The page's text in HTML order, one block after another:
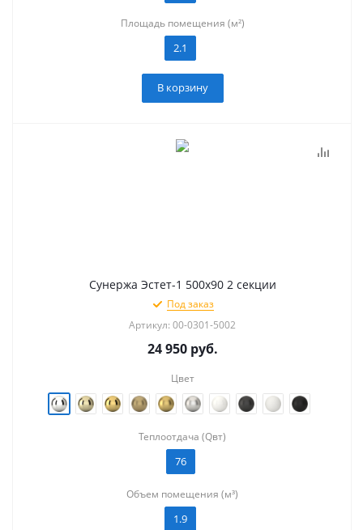
Площадь помещения (м²)
2.1
В корзину
Сунержа Эстет-1 500х90 2 секции
Под заказ
Артикул: 00-0301-5002
24 950руб.
Цвет
Теплоотдача (Qвт)
76
Объем помещения (м³)
1.9